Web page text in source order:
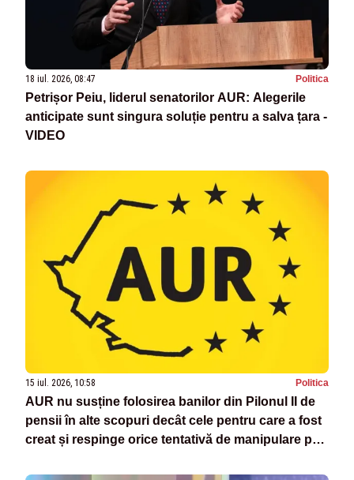
18 iul. 2026, 08:47 Politica
Petrișor Peiu, liderul senatorilor AUR: Alegerile
anticipate sunt singura soluție pentru a salva țara -
VIDEO
15 iul. 2026, 10:58 Politica
AUR nu susține folosirea banilor din Pilonul II de
pensii în alte scopuri decât cele pentru care a fost
creat și respinge orice tentativă de manipulare pe